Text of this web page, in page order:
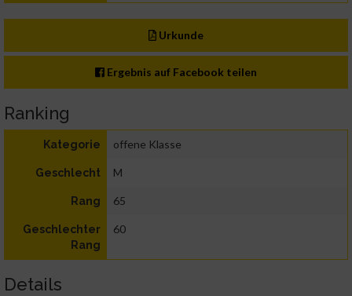
Urkunde
Ergebnis auf Facebook teilen
Ranking
Kategorie offene Klasse
Geschlecht M
Rang 65
Geschlechter
Rang
60
Details